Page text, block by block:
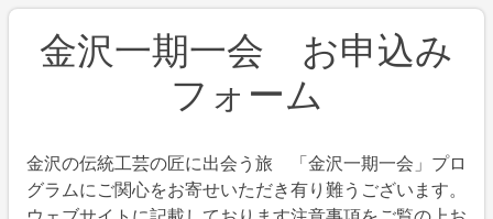
金沢一期一会 お申込み
フォーム
金沢の伝統工芸の匠に出会う旅 「金沢一期一会」プロ
グラムにご関心をお寄せいただき有り難うございます。